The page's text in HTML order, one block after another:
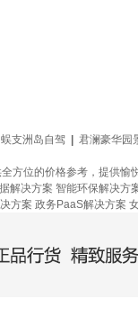
蜈支洲岛自驾 君澜豪华园
方位的价格参考，提供愉
解决方案 智能环保解决方
方案 政务PaaS解决方案
行货，精致服务